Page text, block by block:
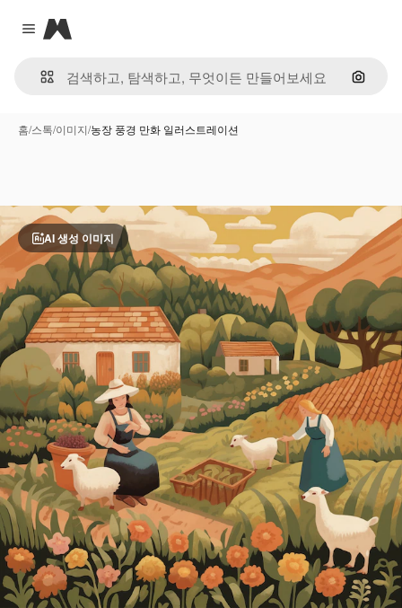
Close menu
Magnific
이미지
홈/스톡/이미지/농장 풍경 만화 일러스트레이션
AI 생성 이미지